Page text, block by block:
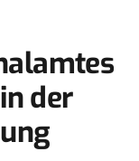
der